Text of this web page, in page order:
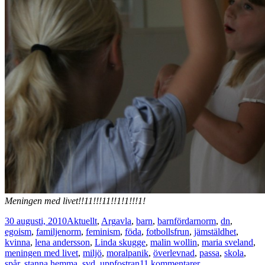
Meningen med livet!!11!!!11!!1!1!!!1!
Postat
30 augusti, 2010Kategorier
Aktuellt, ArgTaggar
avla, barn, barnfördarnorm, dn,
egoism, familjenorm, feminism, föda, fotbollsfrun, jämstäldhet,
kvinna, lena andersson, Linda skugge, malin wollin, maria sveland,
meningen med livet, miljö, moralpanik, överlevnad, passa, skola,
till